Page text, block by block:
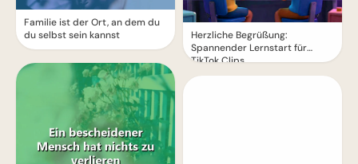
Familie ist der Ort, an dem du
du selbst sein kannst
Herzliche Begrüßung:
Spannender Lernstart für
TikTok Clips